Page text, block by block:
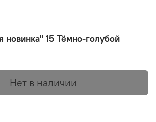
новинка" 15 Тёмно-голубой
Нет в наличии